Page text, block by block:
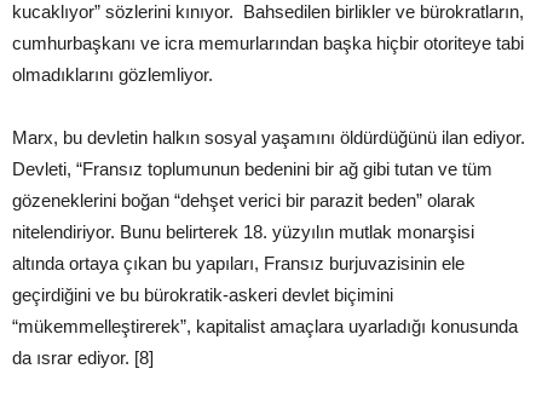
kucaklıyor” sözlerini kınıyor. Bahsedilen birlikler ve bürokratların,
cumhurbaşkanı ve icra memurlarından başka hiçbir otoriteye tabi
olmadıklarını gözlemliyor.
Marx, bu devletin halkın sosyal yaşamını öldürdüğünü ilan ediyor.
Devleti, “Fransız toplumunun bedenini bir ağ gibi tutan ve tüm
gözeneklerini boğan “dehşet verici bir parazit beden” olarak
nitelendiriyor. Bunu belirterek 18. yüzyılın mutlak monarşisi
altında ortaya çıkan bu yapıları, Fransız burjuvazisinin ele
geçirdiğini ve bu bürokratik-askeri devlet biçimini
“mükemmelleştirerek”, kapitalist amaçlara uyarladığı konusunda
da ısrar ediyor. [8]